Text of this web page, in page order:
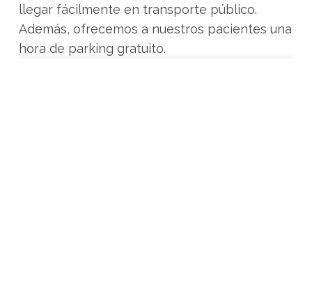
llegar fácilmente en transporte público.
Además, ofrecemos a nuestros pacientes una
hora de parking gratuito.